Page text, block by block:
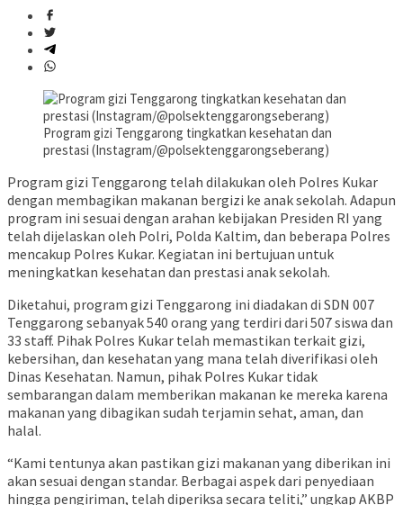
Program gizi Tenggarong tingkatkan kesehatan dan
prestasi (Instagram/@polsektenggarongseberang)
Program gizi Tenggarong telah dilakukan oleh Polres Kukar
dengan membagikan makanan bergizi ke anak sekolah. Adapun
program ini sesuai dengan arahan kebijakan Presiden RI yang
telah dijelaskan oleh Polri, Polda Kaltim, dan beberapa Polres
mencakup Polres Kukar. Kegiatan ini bertujuan untuk
meningkatkan kesehatan dan prestasi anak sekolah.
Diketahui, program gizi Tenggarong ini diadakan di SDN 007
Tenggarong sebanyak 540 orang yang terdiri dari 507 siswa dan
33 staff. Pihak Polres Kukar telah memastikan terkait gizi,
kebersihan, dan kesehatan yang mana telah diverifikasi oleh
Dinas Kesehatan. Namun, pihak Polres Kukar tidak
sembarangan dalam memberikan makanan ke mereka karena
makanan yang dibagikan sudah terjamin sehat, aman, dan
halal.
“Kami tentunya akan pastikan gizi makanan yang diberikan ini
akan sesuai dengan standar. Berbagai aspek dari penyediaan
hingga pengiriman, telah diperiksa secara teliti,” ungkap AKBP